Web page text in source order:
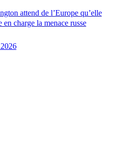
attend de l’Europe qu’elle
en charge la menace russe